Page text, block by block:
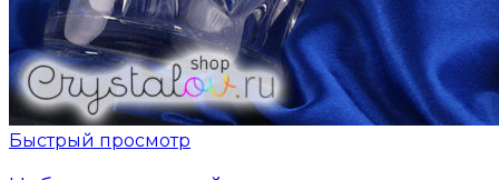
Быстрый просмотр